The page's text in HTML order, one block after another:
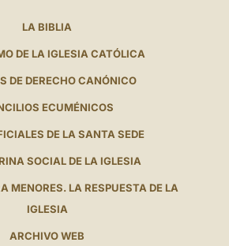
LA BIBLIA
DE LA IGLESIA CATÓLICA
DE DERECHO CANÓNICO
ECUMÉNICOS
DE LA SANTA SEDE
SOCIAL DE LA IGLESIA
MENORES. LA RESPUESTA DE LA
IGLESIA
ARCHIVO WEB